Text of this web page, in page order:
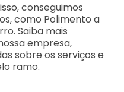
conseguimos
como Polimento a
Saiba mais
empresa,
sobre os serviços e
ramo.